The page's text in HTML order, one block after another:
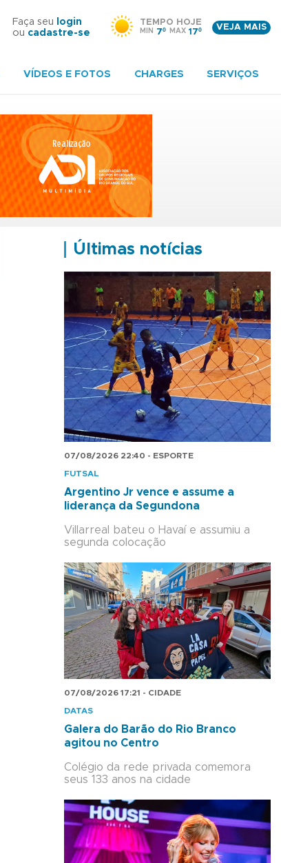
Faça seu
login
ou cadastre-se
TEMPO HOJE
MIN 7º MAX 17º
VEJA MAIS
VÍDEOS E FOTOS CHARGES SERVIÇOS
Últimas notícias
07/08/2026 22:40 - ESPORTE
FUTSAL
Argentino Jr vence e assume a
liderança da Segundona
Villarreal bateu o Havaí e assumiu a
segunda colocação
07/08/2026 17:21 - CIDADE
DATAS
Galera do Barão do Rio Branco
agitou no Centro
Colégio da rede privada comemora
seus 133 anos na cidade